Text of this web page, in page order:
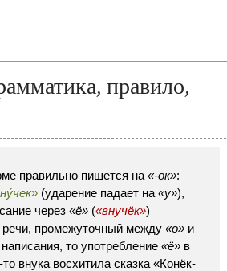
правило,
правильно пишется на «-ок»:
(ударение падает на «у»),
через «ё» («внучёк»)
речи, промежуточный между «о» и
то употребление «ё» в
внука восхитила сказка «Конёк-